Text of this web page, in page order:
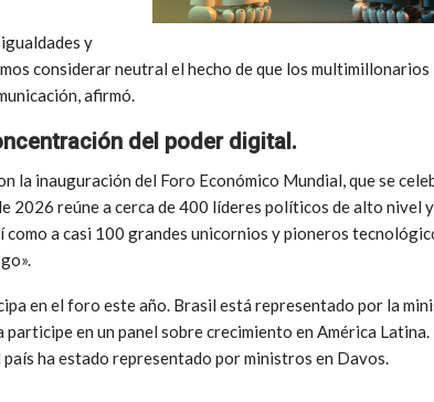
y
considerar neutral el hecho de que los multimillonarios
afirmó.
del poder digital.
la inauguración del Foro Económico Mundial, que se
2026 reúne a cerca de 400 líderes políticos de alto nivel
a casi 100 grandes unicornios y pioneros
en el foro este año. Brasil está representado por la
participe en un panel sobre crecimiento en América Latina.
ha estado representado por ministros en Davos.